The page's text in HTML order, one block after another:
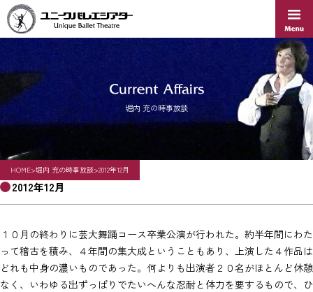
content
堀内 充の時事放談
HOME>堀内 充の時事放談>2012年12月
2012年12月
１０月の終わりに芸大舞踊コース卒業公演が行われた。約半年間にわた
って稽古を積み、４年間の集大成ということもあり、上演した４作品は
どれも中身の濃いものであった。何よりも出演者２０名がほとんど休憩
なく、いわゆる¨出ずっぱり¨でたいへんな忍耐と体力を要するもので、ひ